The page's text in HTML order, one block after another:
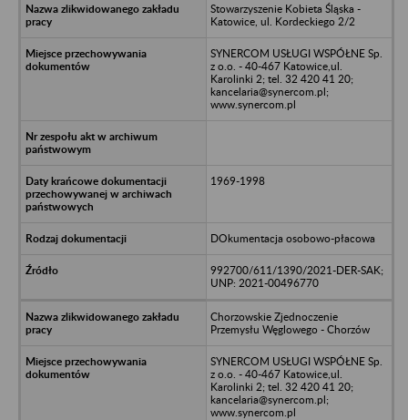
Stowarzyszenie Kobieta Śląska -
Katowice, ul. Kordeckiego 2/2
SYNERCOM USŁUGI WSPÓŁNE Sp.
z o.o. - 40-467 Katowice,ul.
Karolinki 2; tel. 32 420 41 20;
kancelaria@synercom.pl;
www.synercom.pl
1969-1998
DOkumentacja osobowo-płacowa
992700/611/1390/2021-DER-SAK;
UNP: 2021-00496770
Chorzowskie Zjednoczenie
Przemysłu Węglowego - Chorzów
SYNERCOM USŁUGI WSPÓŁNE Sp.
z o.o. - 40-467 Katowice,ul.
Karolinki 2; tel. 32 420 41 20;
kancelaria@synercom.pl;
www.synercom.pl